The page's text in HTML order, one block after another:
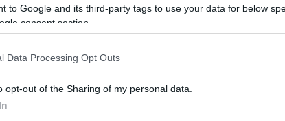
to Google and its third-party tags to use your data for below
consent section.
Data Processing Opt Outs
opt-out of the Sharing of my personal data.
το χαμένο βάρος;
μας